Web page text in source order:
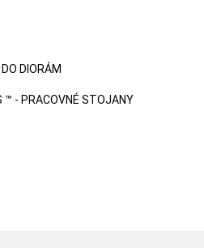
DIORÁM
™ - PRACOVNÉ STOJANY